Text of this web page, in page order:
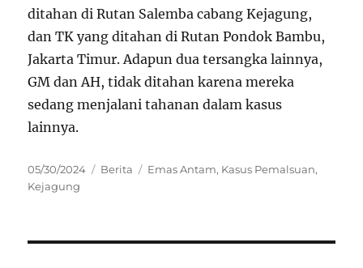
ditahan di Rutan Salemba cabang Kejagung,
dan TK yang ditahan di Rutan Pondok Bambu,
Jakarta Timur. Adapun dua tersangka lainnya,
GM dan AH, tidak ditahan karena mereka
sedang menjalani tahanan dalam kasus
lainnya.
Posted
on
05/30/2024 Categories
Berita Tags
Emas Antam, Kasus Pemalsuan,
Kejagung